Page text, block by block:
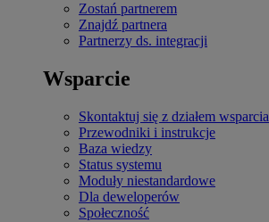
Zostań partnerem
Znajdź partnera
Partnerzy ds. integracji
Wsparcie
Skontaktuj się z działem wsparcia
Przewodniki i instrukcje
Baza wiedzy
Status systemu
Moduły niestandardowe
Dla deweloperów
Społeczność